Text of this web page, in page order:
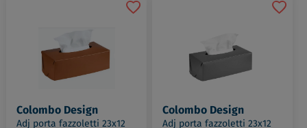
Colombo Design
Adj porta fazzoletti 23x12
Colombo Design
Adj porta fazzoletti 23x12